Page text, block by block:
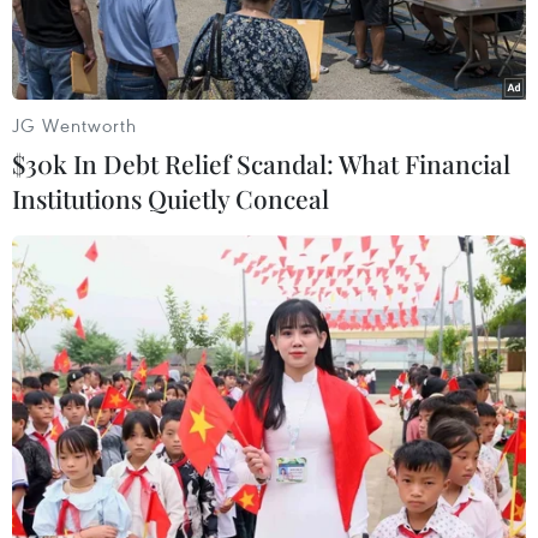
Kong.
Tòa nhà trung tâm của Tập đoàn Bất động sản Evergrande ở
Thượng Hải, Trung Quốc. (Ảnh: AFP/TTXVN)
Ngày 28/9, "gã khổng lồ" bất động sản
Evergrande của Trung Quốc vốn đang gặp khó
JG Wentworth
$30k In Debt Relief Scandal: What Financial
Institutions Quietly Conceal